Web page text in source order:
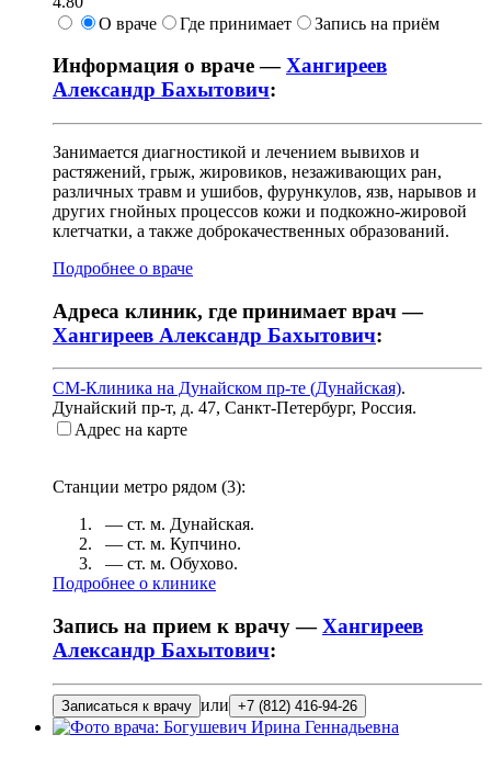
О враче
Где принимает Запись на приём
Информация о враче —Хангиреев
Александр Бахытович:
Занимается диагностикой и лечением вывихов и
растяжений, грыж, жировиков, незаживающих ран,
различных травм и ушибов, фурункулов, язв, нарывов и
других гнойных процессов кожи и подкожно-жировой
клетчатки, а также доброкачественных образований.
Подробнее о враче
Адреса клиник, где принимает врач —
Хангиреев Александр Бахытович:
СМ-Клиника на Дунайском пр-те (Дунайская).
Дунайский пр-т, д. 47, Санкт-Петербург, Россия.
Адрес на карте
Станции метро рядом (3):
— ст. м. Дунайская.
— ст. м. Купчино.
— ст. м. Обухово.
Подробнее о клинике
Запись на прием к врачу —Хангиреев
Александр Бахытович:
Записаться к врачу или +7 (812) 416-94-26